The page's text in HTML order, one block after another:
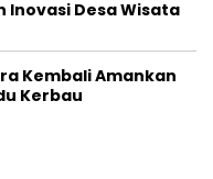
Inovasi Desa Wisata
Kembali Amankan
Kerbau